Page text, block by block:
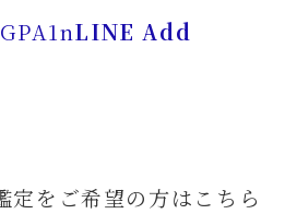
LINE Add
定をご希望の方はこちら